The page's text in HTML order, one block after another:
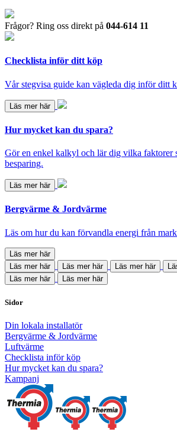
Frågor? Ring oss direkt på 044-614 11
Checklista inför ditt köp
Vår stegvisa guide kan vägleda dig inför ditt
Läs mer här
Hur mycket kan du spara?
Gör en enkel kalkyl och lär dig vilka faktorer
besparing.
Läs mer här
Bergvärme & Jordvärme
Läs om hur du kan förvandla energi från
Läs mer här
Läs mer här
Läs mer här Läs mer här
Läs mer här
Läs mer här
Sidor
Din lokala installatör
Bergvärme & Jordvärme
Luftvärme
Checklista inför köp
Hur mycket kan du spara?
Kampanj